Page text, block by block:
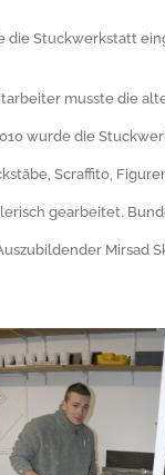
die Stuckwerkstatt
musste die
wurde die
Scraffito,
gearbeitet.
Mirsad